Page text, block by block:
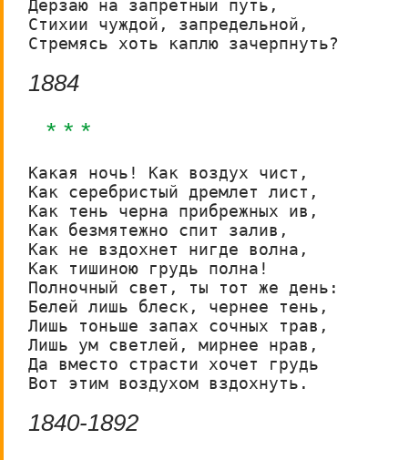
Дерзаю на запретный путь,
Стихии чуждой, запредельной,
Стремясь хоть каплю зачерпнуть?
1884
* * *
Какая ночь! Как воздух чист,
Как серебристый дремлет лист,
Как тень черна прибрежных ив,
Как безмятежно спит залив,
Как не вздохнет нигде волна,
Как тишиною грудь полна!
Полночный свет, ты тот же день:
Белей лишь блеск, чернее тень,
Лишь тоньше запах сочных трав,
Лишь ум светлей, мирнее нрав,
Да вместо страсти хочет грудь
Вот этим воздухом вздохнуть.
1840-1892